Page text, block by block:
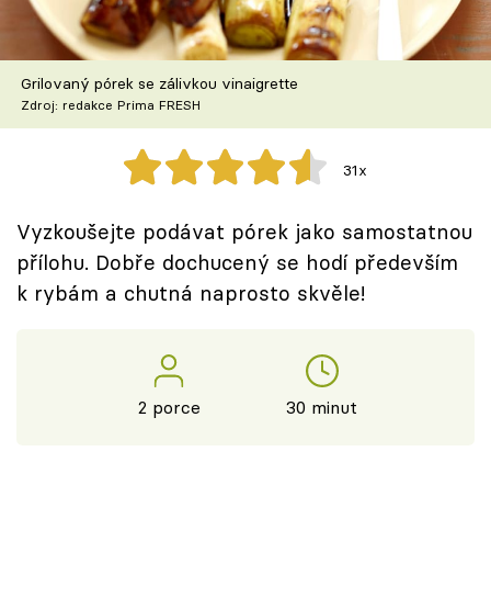
Škola vaření
Recepty z TV
Speciál: Cuketa
Těhotnej kuchař
Sledujte prima+
Přihlášení
Grilovaný pórek se zálivkou vinaigrette
Zdroj: redakce Prima FRESH
31x
Vyzkoušejte podávat pórek jako samostatnou
přílohu. Dobře dochucený se hodí především
k rybám a chutná naprosto skvěle!
2 porce 30 minut